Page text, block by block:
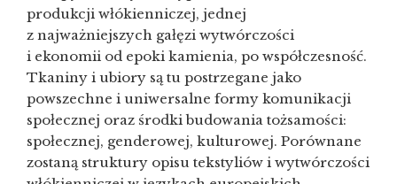
produkcji włókienniczej, jednej
z najważniejszych gałęzi wytwórczości
i ekonomii od epoki kamienia, po współczesność.
Tkaniny i ubiory są tu postrzegane jako
powszechne i uniwersalne formy komunikacji
społecznej oraz środki budowania tożsamości:
społecznej, genderowej, kulturowej. Porównane
zostaną struktury opisu tekstyliów i wytwórczości